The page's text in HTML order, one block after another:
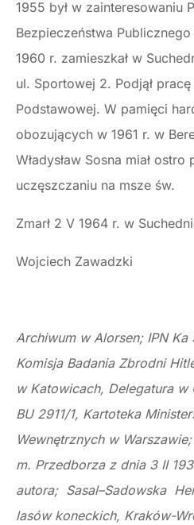
1955 był w zainteresowaniu
Bezpieczeństwa
1960 r. zamieszkał w
ul. Sportowej 2. Podjął
Podstawowej. W pamięci
obozujących w 1961 r. w
Władysław Sosna miał
uczęszczaniu na msze św.
Zmarł 2 V 1964 r. w
Wojciech Zawadzki
Archiwum w Alorsen; IPN
Komisja Badania Zbrodni
w Katowicach, Delegatura w
BU 2911/1, Kartoteka
Wewnętrznych w
m. Przedborza z dnia 3 II
autora; Sasal–Sadowska
lasów koneckich, Kraków-